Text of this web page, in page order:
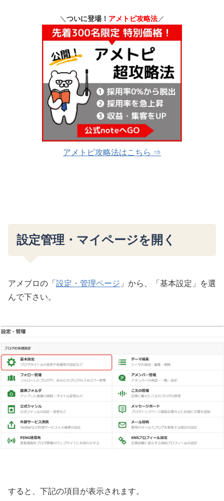
＼ついに登場！ アメトピ攻略法／
アメトピ攻略法はこちら ⇒
設定管理・マイページを開く
アメブロの「 設定・管理ページ 」から、「基本設定」を選
んで下さい。
すると、下記の項目が表示されます。